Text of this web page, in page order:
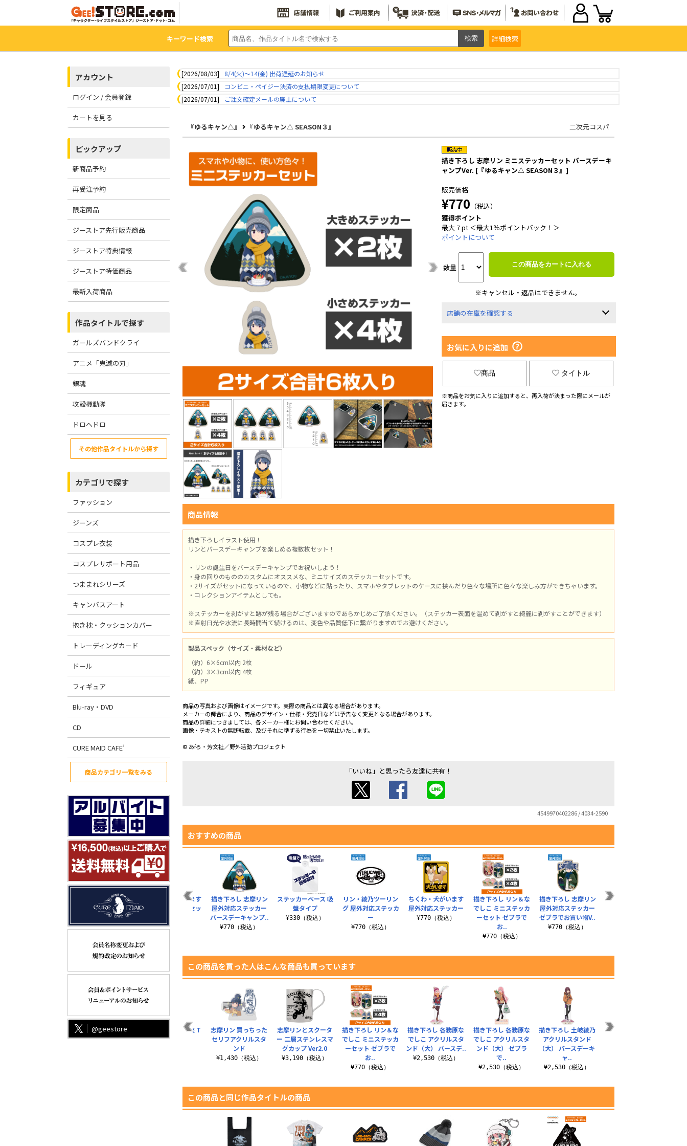
キーワード検索 詳細検索
アカウント
ログイン / 会員登録
カートを見る
ピックアップ
新商品予約
再受注予約
限定商品
ジーストア先行販売商品
ジーストア特典情報
ジーストア特価商品
最新入荷商品
作品タイトルで探す
ガールズバンドクライ
アニメ「鬼滅の刃」
銀魂
攻殻機動隊
ドロヘドロ
その他作品タイトルから探す
カテゴリで探す
ファッション
ジーンズ
コスプレ衣装
コスプレサポート用品
つままれシリーズ
キャンバスアート
抱き枕・クッションカバー
トレーディングカード
ドール
フィギュア
Blu-ray・DVD
CD
CURE MAID CAFE’
商品カテゴリ一覧をみる
@geestore
[2026/08/03]
8/4(火)～14(金) 出荷遅延のお知らせ
[2026/07/01]
コンビニ・ペイジー決済の支払期限変更について
[2026/07/01]
ご注文確定メールの廃止について
『ゆるキャン△』 『ゆるキャン△ SEASON３』 二次元コスパ
描き下ろし 志摩リン ミニステッカーセット バースデーキ
ャンプVer. [『ゆるキャン△ SEASON３』]
販売価格
¥770 （税込）
獲得ポイント
最大 7 pt ＜最大1％ポイントバック！＞
ポイントについて
数量 この商品をカートに入れる
※キャンセル・返品はできません。
店舗の在庫を確認する
お気に入りに追加
商品 タイトル
※商品をお気に入りに追加すると、再入荷が決まった際にメールが
届きます。
商品情報
描き下ろしイラスト使用！
リンとバースデーキャンプを楽しめる複数枚セット！
・リンの誕生日をバースデーキャンプでお祝いしよう！
・身の回りのもののカスタムにオススメな、ミニサイズのステッカーセットです。
・2サイズがセットになっているので、小物などに貼ったり、スマホやタブレットのケースに挟んだり色々な場所に色々な楽しみ方ができちゃいます。
・コレクションアイテムとしても。
※ステッカーを剥がすと跡が残る場合がございますのであらかじめご了承ください。（ステッカー表面を温めて剥がすと綺麗に剥がすことができます）
※直射日光や水流に長時間当て続けるのは、変色や品質低下に繋がりますのでお避けください。
製品スペック（サイズ・素材など）
（約）6×6cm以内 2枚
（約）3×3cm以内 4枚
紙、PP
商品の写真および画像はイメージです。実際の商品とは異なる場合があります。
メーカーの都合により、商品のデザイン・仕様・発売日などは予告なく変更となる場合があります。
商品の詳細につきましては、各メーカー様にお問い合わせください。
画像・テキストの無断転載、及びそれに準ずる行為を一切禁止いたします。
© あfろ・芳文社／野外活動プロジェクト
「いいね」と思ったら友達に共有！
4549970402286 / 4034-2590
おすすめの商品
リン・綾乃ツーリン
グ 屋外対応ステッカ
ー
¥770（税込）
ちくわ・犬がいます
屋外対応ステッカー
¥770（税込）
描き下ろし リン＆な
でしこ ミニステッカ
ーセット ゼブラで
お..
¥770（税込）
描き下ろし 志摩リン
屋外対応ステッカー
ゼブラでお買い物V..
¥770（税込）
ちくわ・犬がいます
ミニステッカーセッ
¥770（税込）
描き下ろし 志摩リン
屋外対応ステッカー
バースデーキャンプ..
¥770（税込）
ステッカーベース 吸
盤タイプ
¥330（税込）
この商品を買った人はこんな商品も買っています
描き下ろし リン＆な
でしこ ミニステッカ
ーセット ゼブラで
お..
¥770（税込）
描き下ろし 各務原な
でしこ アクリルスタ
ンド（大） バースデ..
¥2,530（税込）
描き下ろし 各務原な
でしこ アクリルスタ
ンド（大） ゼブラ
で..
¥2,530（税込）
描き下ろし 土岐綾乃
アクリルスタンド
（大） バースデーキ
ャ..
¥2,530（税込）
描き下ろし 斉藤恵那
ン△ SEASON３』 志
ちくわ・犬がいます
ミニステッカーセッ
リンの焚き火講座 T
シャツ Ver2.0
志摩リン 買っちった
セリフアクリルスタ
ンド
¥1,430（税込）
志摩リンとスクータ
ー 二層ステンレスマ
グカップ Ver2.0
¥3,190（税込）
この商品と同じ作品タイトルの商品